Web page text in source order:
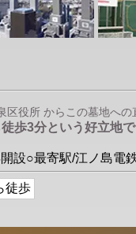
役所 からこの墓地へ
歩3分という好立地
設○最寄駅/江ノ島電
徒歩